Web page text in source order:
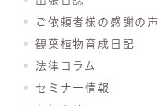
ご依頼者様の感謝の声
観葉植物育成日記
法律コラム
セミナー情報